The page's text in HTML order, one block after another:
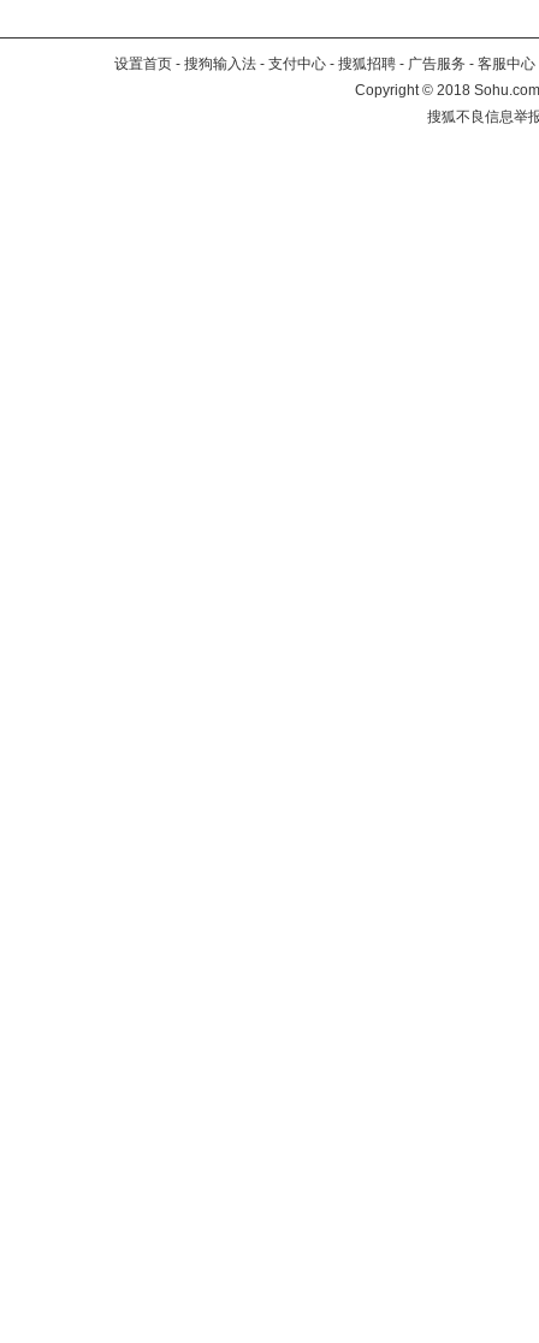
设置首页 - 搜狗输入法 - 支付中心 - 搜狐招聘 - 广告服务 - 客服中心
Copyright©2018
搜狐不良信息举